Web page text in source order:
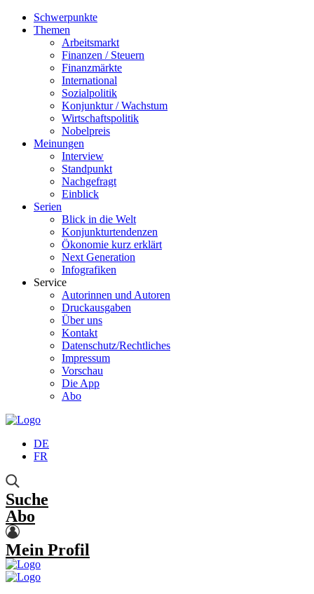
Schwerpunkte
Themen
Arbeitsmarkt
Finanzen / Steuern
Finanzmärkte
International
Sozialpolitik
Konjunktur / Wachstum
Wirtschaftspolitik
Nobelpreis
Meinungen
Interview
Standpunkt
Nachgefragt
Einblick
Serien
Blick in die Welt
Konjunkturtendenzen
Ökonomie kurz erklärt
Next Generation
Infografiken
Service
Autorinnen und Autoren
Druckausgaben
Über uns
Kontakt
Datenschutz/Rechtliches
Impressum
Vorschau
Die App
Abo
DE
FR
Suche
Abo
Mein Profil